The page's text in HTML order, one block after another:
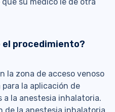
su médico le de otra
el procedimiento?
la zona de acceso venoso
para la aplicación de
a la anestesia inhalatoria.